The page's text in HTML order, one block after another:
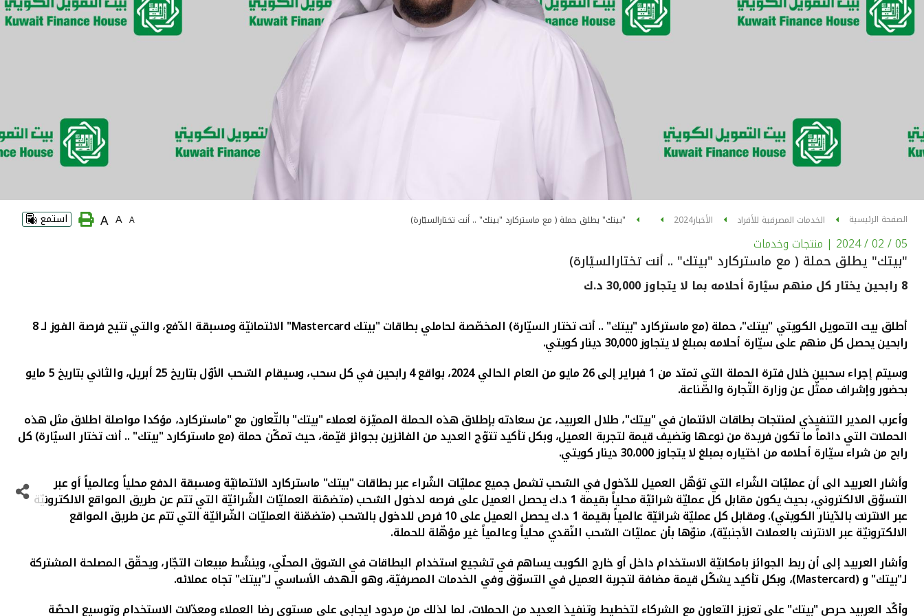
الصفحة الرئيسية الخدمات المصرفية للأفراد الأخبار2024 "بيتك" يطلق حملة ( مع ماستركارد "بيتك" .. أنت تختارالسيّارة) A
A
A استمع
05 / 02 / 2024 | منتجات وخدمات
"بيتك" يطلق حملة ( مع ماستركارد "بيتك" .. أنت تختارالسيّارة)
8 رابحين يختار كل منهم سيّارة أحلامه بما لا يتجاوز 30,000 د.ك
أطلق بيت التمويل الكويتي "بيتك"، حملة (مع ماستركارد "بيتك" .. أنت تختار السيّارة) المخصّصة لحاملي بطاقات "بيتكMastercard " الائتمانيّة ومسبقة الدّفع، والتي تتيح فرصة الفوز لـ 8
رابحين يحصل كل منهم على سيّارة أحلامه بمبلغ لا يتجاوز 30,000 دينار كويتي.
وسيتم إجراء سحبين خلال فترة الحملة التي تمتد من 1 فبراير إلى 26 مايو من العام الحالي 2024، بواقع 4 رابحين في كل سحب، وسيقام السّحب الأوّل بتاريخ 25 أبريل، والثاني بتاريخ 5 مايو
بحضور وإشراف ممثّل عن وزارة التّجارة والصّناعة.
وأعرب المدير التنفيذي لمنتجات بطاقات الائتمان في "بيتك"،طلال العربيد، عن سعادته بإطلاق هذه الحملة المميّزة لعملاء "بيتك" بالتّعاون مع "ماستركارد، مؤكدا مواصلة اطلاق مثل هذه
الحملات التي دائماً ما تكون فريدة من نوعها وتضيف قيمة لتجربة العميل، وبكل تأكيد تتوّج العديد من الفائزين بجوائز قيّمة، حيث تمكّن حملة (مع ماستركارد "بيتك" .. أنت تختار السيّارة) كل
رابح من شراء سيّارة أحلامه من اختياره بمبلغ لا يتجاوز 30،000 دينار كويتي.
وأشار العربيد الى أن عمليّات الشّراء التي تؤهّل العميل للدّخول في السّحب تشمل جميع عمليّات الشّراء عبر بطاقات "بيتك" ماستركارد الائتمانيّة ومسبقة الدفع محلياً وعالمياًأو عبر
التسوّق الالكتروني ، بحيث يكون مقابل كل عمليّة شرائيّة محلياً بقيمة 1 د.ك يحصل العميل على فرصه لدخول السّحب (متضمّنة العمليّات الشّرائيّة التي تتم عن طريق المواقع الالكترونيّة
عبر الانترنت بالدّينار الكويتي). ومقابل كل عمليّة شرائيّة عالمياً بقيمة 1 د.ك يحصل العميل على 10 فرص للدخول بالسّحب (متضمّنة العمليّات الشّرائيّة التي تتم عن طريق المواقع
الالكترونيّة عبر الانترنت بالعملات الأجنبيّة)، منوّها بأن عمليّات السّحب النّقدي محلياً وعالمياً غير مؤهّلة للحملة.
وأشار العربيد إلى أن ربط الجوائز بامكانيّة الاستخدام داخل أو خارج الكويت يساهم في تشجيع استخدام البطاقات في السّوق المحلّي، وينشّط مبيعات التجّار، ويحقّق المصلحة المشتركة
لـ"بيتك" و (Mastercard)، وبكل تأكيد يشكّل قيمة مضافة لتجربة العميل في التسوّق وفي الخدمات المصرفيّة، وهو الهدف الأساسي لـ"بيتك" تجاه عملائه.
وأكّد العربيد حرص "بيتك" على تعزيز التعاون مع الشركاء لتخطيط وتنفيذ العديد من الحملات، لما لذلك من مردود ايجابي على مستوى رضا العملاء ومعدّلات الاستخدام وتوسيع الحصّة